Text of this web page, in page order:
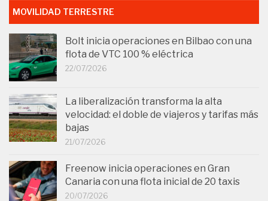
MOVILIDAD TERRESTRE
Bolt inicia operaciones en Bilbao con una
flota de VTC 100 % eléctrica
22/07/2026
La liberalización transforma la alta
velocidad: el doble de viajeros y tarifas más
bajas
21/07/2026
Freenow inicia operaciones en Gran
Canaria con una flota inicial de 20 taxis
20/07/2026